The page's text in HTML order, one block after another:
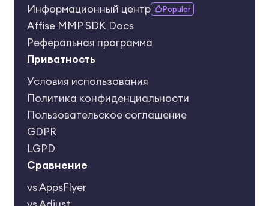
Информационный центр
Popular
Affise MMP SDK Docs
Реферальная программа
Приватность
Условия использования
Политика конфиденциальности
Пользовательское соглашение
GDPR
LGPD
Сравнение
vs AppsFlyer